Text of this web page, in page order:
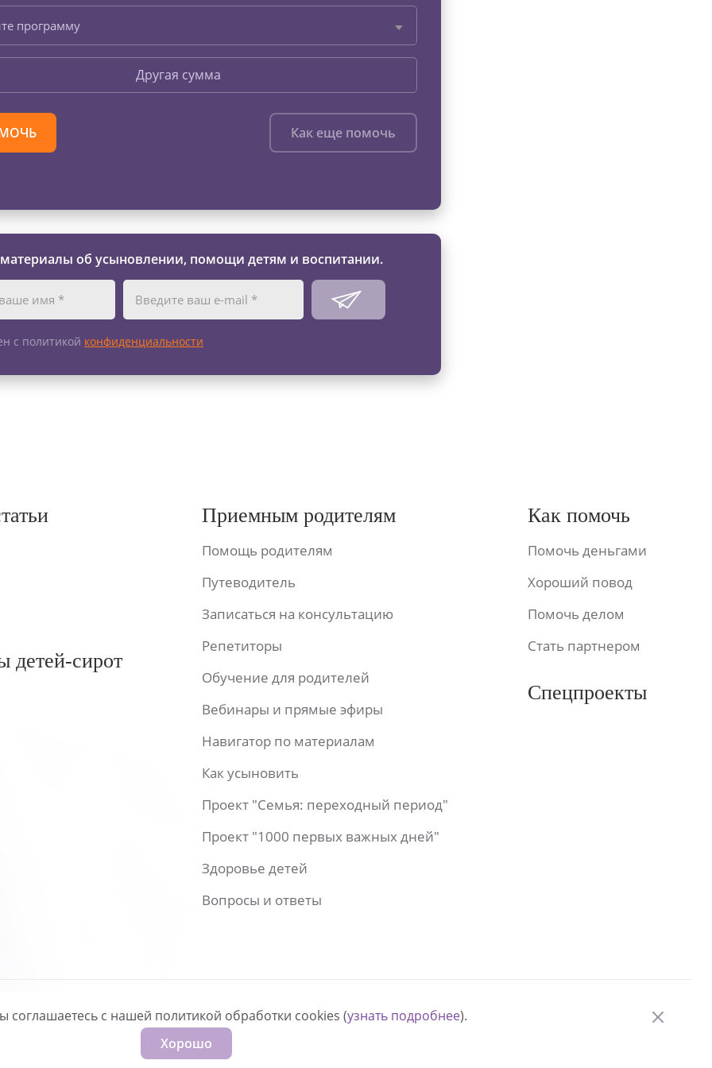
программу
Другая сумма
Как еще помочь
об усыновлении, помощи детям и воспитании.
с политикой конфиденциальности
детей-сирот
Приемным родителям
Помощь родителям
Путеводитель
Записаться на консультацию
Репетиторы
Обучение для родителей
Вебинары и прямые эфиры
Навигатор по материалам
Как усыновить
Проект "Семья: переходный период"
Проект "1000 первых важных дней"
Здоровье детей
Вопросы и ответы
Как помочь
Помочь деньгами
Хороший повод
Помочь делом
Стать партнером
Спецпроекты
соглашаетесь с нашей политикой обработки cookies (узнать подробнее).
Хорошо